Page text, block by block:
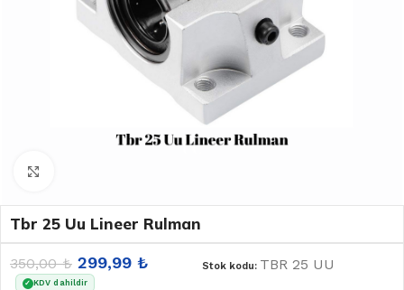
Tbr 25 Uu Lineer Rulman
350,00₺ 299,99 ₺
✓ KDV dahildir
Stok kodu: TBR 25 UU